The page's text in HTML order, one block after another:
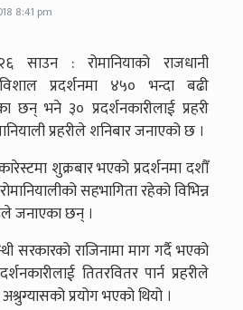
8:41 pm
साउन : रोमानियाको राजधानी
प्रदर्शनमा ४५० भन्दा बढी
छन् भने ३० प्रदर्शनकारीलाई प्रहरी
प्रहरीले शनिबार जनाएको छ ।
शुक्रबार भएको प्रदर्शनमा दशौँ
सहभागिता रहेको विभिन्न
जनाएका छन् ।
सरकारको राजिनामा माग गर्दै भएको
तितरवितर पार्न प्रहरीले
प्रयोग भएको थियो ।